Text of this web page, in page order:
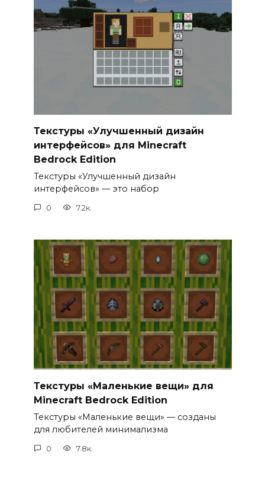
Текстуры «Улучшенный дизайн
интерфейсов» для Minecraft
Bedrock Edition
Текстуры «Улучшенный дизайн
интерфейсов» — это набор
0 7.2к.
Текстуры «Маленькие вещи» для
Minecraft Bedrock Edition
Текстуры «Маленькие вещи» — созданы
для любителей минимализма
0 7.8к.